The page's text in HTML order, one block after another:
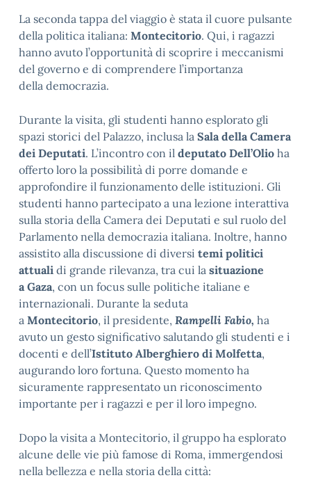
La seconda tappa del viaggio è stata il cuore pulsante
della politica italiana: Montecitorio. Qui, i ragazzi
hanno avuto l’opportunità di scoprire i meccanismi
del governo e di comprendere l’importanza
della democrazia.
Durante la visita, gli studenti hanno esplorato gli
spazi storici del Palazzo, inclusa la Sala della Camera
dei Deputati. L’incontro con il deputato Dell’Olio ha
offerto loro la possibilità di porre domande e
approfondire il funzionamento delle istituzioni. Gli
studenti hanno partecipato a una lezione interattiva
sulla storia della Camera dei Deputati e sul ruolo del
Parlamento nella democrazia italiana. Inoltre, hanno
assistito alla discussione di diversi temi politici
attuali di grande rilevanza, tra cui la situazione
a Gaza, con un focus sulle politiche italiane e
internazionali. Durante la seduta
a Montecitorio, il presidente, Rampelli Fabio, ha
avuto un gesto significativo salutando gli studenti e i
docenti e dell’Istituto Alberghiero di Molfetta,
augurando loro fortuna. Questo momento ha
sicuramente rappresentato un riconoscimento
importante per i ragazzi e per il loro impegno.
Dopo la visita a Montecitorio, il gruppo ha esplorato
alcune delle vie più famose di Roma, immergendosi
nella bellezza e nella storia della città: